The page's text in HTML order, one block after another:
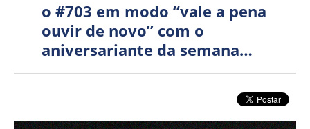
o #703 em modo “vale a pena
ouvir de novo” com o
aniversariante da semana…